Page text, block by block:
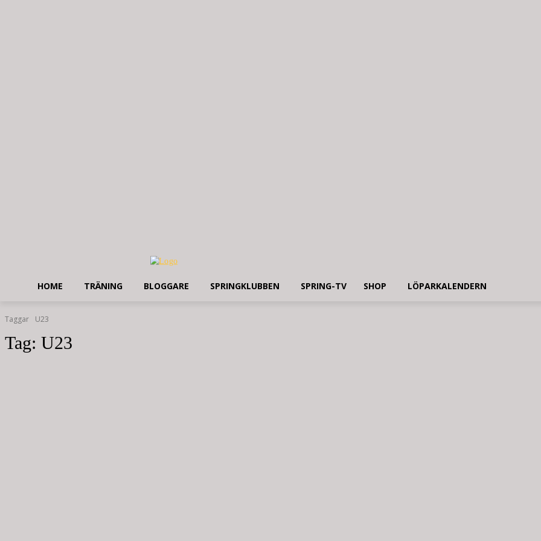
HOME TRÄNING BLOGGARE SPRINGKLUBBEN SPRING-TV SHOP LÖPARKALENDERN
Taggar U23
Tag: U23